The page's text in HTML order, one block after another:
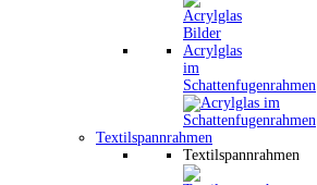
Acrylglas
im
Schattenfugenrahmen
Textilspannrahmen
Textilspannrahmen